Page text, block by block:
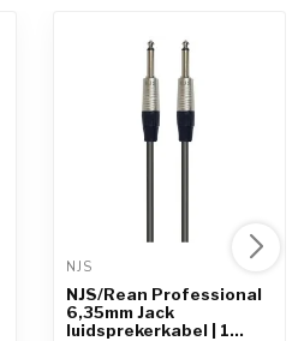
NJS
NJS/Rean Professional
6,35mm Jack
luidsprekerkabel | 1